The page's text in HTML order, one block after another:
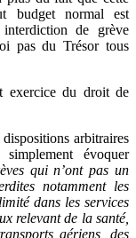
budget normal est
de grève
pas du Trésor tous
exercice du droit de
arbitraires
évoquer
qui n’ont pas un
notamment les
dans les services
relevant de la santé,
aériens, des